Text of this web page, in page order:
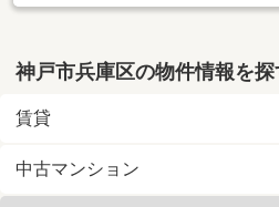
神戸市兵庫区の物件情報を探
賃貸
中古マンション